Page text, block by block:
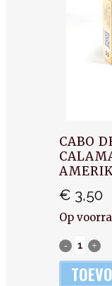
CABO
€ 3,50
Op
Cabo